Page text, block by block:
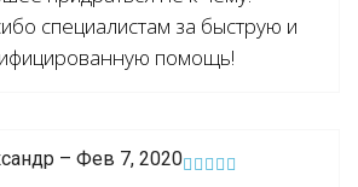
специалистам за быструю и
помощь!
– Фев 7, 2020